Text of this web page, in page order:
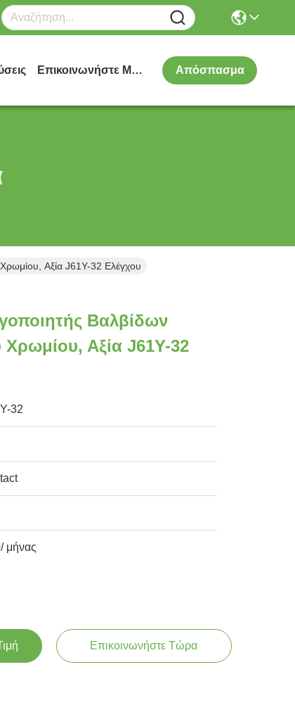
Επικοινωνήστε Μαζί Μας Απόσπασμα
Αξία J61Y-32 Ελέγχου
Βαλβίδων
Χρωμίου, Αξία J61Y-32
32
μήνας
Επικοινωνήστε Τώρα